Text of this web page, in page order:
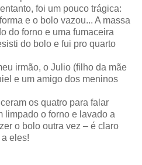
foi um pouco trágica:
e o bolo vazou... A massa
do forno e uma fumaceira
do bolo e fui pro quarto
irmão, o Julio (filho da mãe
e um amigo dos meninos
os quatro para falar
limpado o forno e lavado a
o bolo outra vez – é claro
eles!